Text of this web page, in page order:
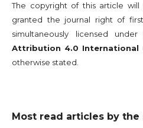
The copyright of this article
granted the journal right of
simultaneously licensed
Attribution 4.0 International
otherwise stated.
Most read articles by the